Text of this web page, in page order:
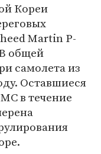
Кореи
Martin P-
общей
самолета из
Оставшиеся
в течение